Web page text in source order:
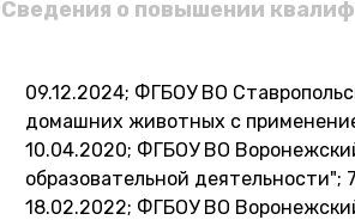
Сведения о повышении
09.12.2024; ФГБОУ ВО
домашних животных с
10.04.2020; ФГБОУ ВО
образовательной деятельности";
18.02.2022; ФГБОУ ВО